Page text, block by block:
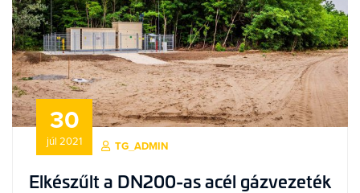
30
júl 2021 TG_ADMIN
Elkészűlt a DN200-as acél gázvezeték